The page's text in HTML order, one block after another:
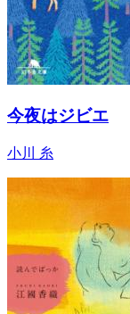
今夜はジビエ
小川 糸